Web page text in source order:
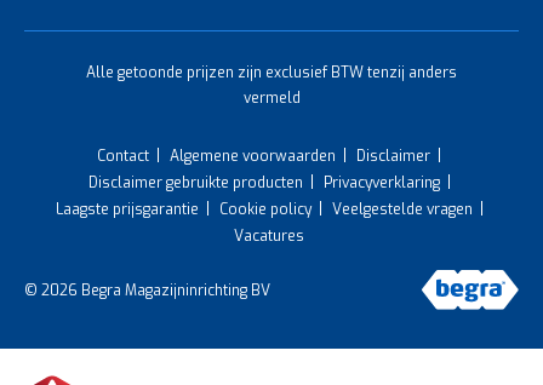
Alle getoonde prijzen zijn exclusief BTW tenzij anders
vermeld
Contact Algemene voorwaarden
Disclaimer
Disclaimer gebruikte producten
Privacyverklaring
Laagste prijsgarantie
Cookie policy
Veelgestelde vragen
Vacatures
© 2026 Begra Magazijninrichting BV